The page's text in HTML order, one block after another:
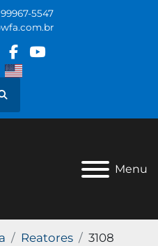
99967-5547
facebook
youtube
Pesquisar
Menu
Reatores 3108